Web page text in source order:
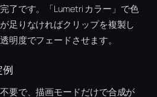
了です。「Lumetri カラー」で色
足りなければクリップを複製し
明度でフェードさせます。
例
要で、描画モードだけで合成が